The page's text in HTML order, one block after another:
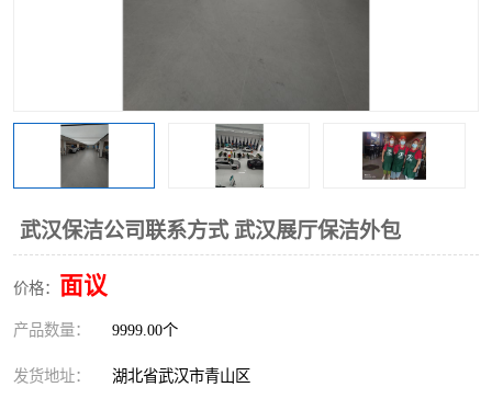
武汉保洁公司联系方式 武汉展厅保洁外包
价格： 面议
产品数量： 9999.00个
发货地址： 湖北省武汉市青山区